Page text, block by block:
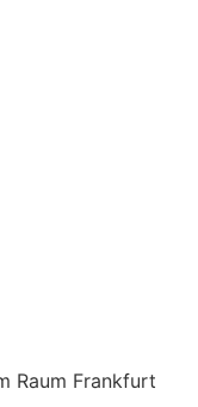
Raum Frankfurt